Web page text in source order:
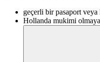
geçerli bir pasaport veya
Hollanda mukimi